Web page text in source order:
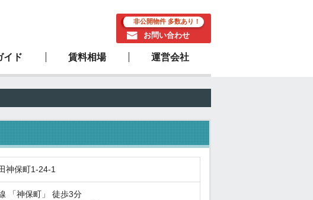
非公開物件 多数あり！
お問い合わせ
駅近物件
イド 賃料相場 運営会社
神保町1-24-1
「神保町 」 徒歩3分